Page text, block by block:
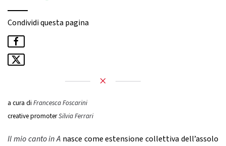
Condividi questa pagina
a cura di Francesca Foscarini
creative promoterSilvia Ferrari
Il mio canto in A nasce come estensione collettiva dell’assolo